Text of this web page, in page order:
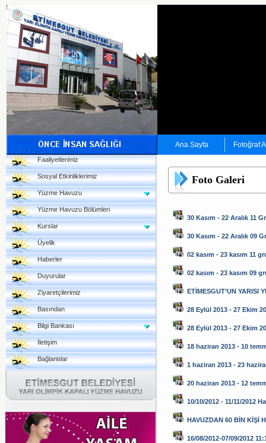
Ana Sayfa Fotoğraf
Faaliyetlerimiz
Sosyal Etkinliklerimiz
Yüzme Havuzu
Yüzme Havuzu Bölümleri
Kurslar
Üyelik
Haberler
Duyurular
Ziyaretçilerimiz
Basından
Bilgi Bankası
İletişim
Bağlantılar
Foto Galeri
30 Kasım - 22 Aralık 11
30 Kasım - 22 Aralık 09
02 kasım - 23 kasım 11
02 kasım - 23 kasım 09
ETİMESGUT’UN YARISI
28 Eylül 2013 - 27 Ekim
28 Eylül 2013 - 27 Ekim
18 haziran 2013 - 10
1 haziran 2013 - 23
20 haziran 2013 - 12
10/10/2012 - 11/11/2012
HAVUZDAN 60 BİN KİŞİ
16/08/2012-07/09/2012